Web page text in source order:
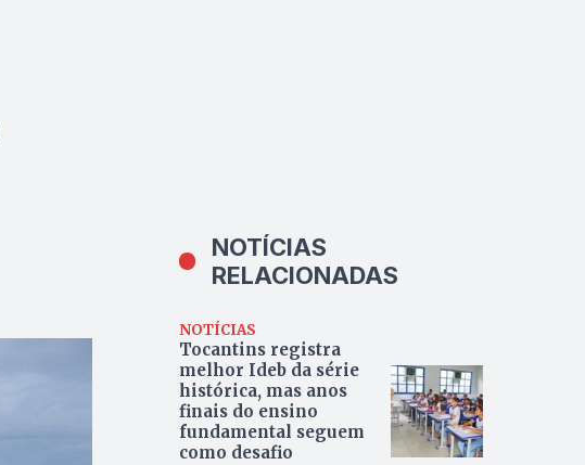
NOTÍCIAS
RELACIONADAS
NOTÍCIAS
Tocantins registra
melhor Ideb da série
histórica, mas anos
finais do ensino
fundamental seguem
como desafio